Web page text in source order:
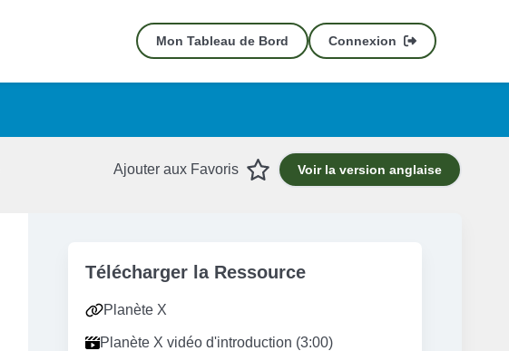
Mon Tableau de Bord Connexion
Ajouter aux Favoris FavouriteVoir la version anglaise
Télécharger la Ressource
Planète X
Planète X vidéo d'introduction (3:00)